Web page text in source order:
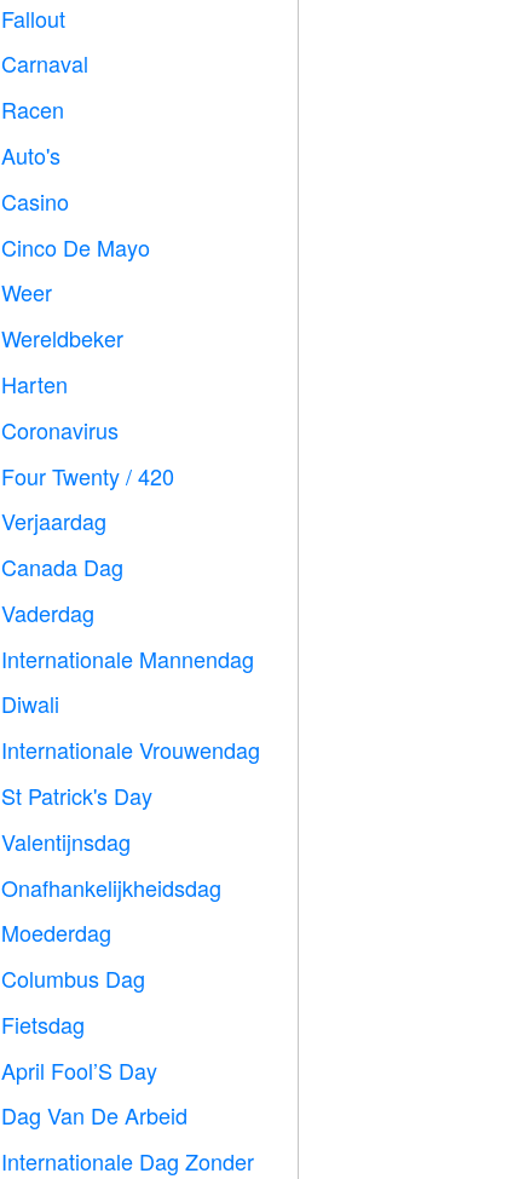
Fallout
Carnaval
Racen
Auto's
Casino
Cinco De Mayo
Weer
Wereldbeker
Harten
Coronavirus
Four Twenty / 420
Verjaardag
Canada Dag
Vaderdag
Internationale Mannendag
Diwali
Internationale Vrouwendag
St Patrick's Day
Valentijnsdag
Onafhankelijkheidsdag
Moederdag
Columbus Dag
Fietsdag
April Fool’S Day
Dag Van De Arbeid
Internationale Dag Zonder